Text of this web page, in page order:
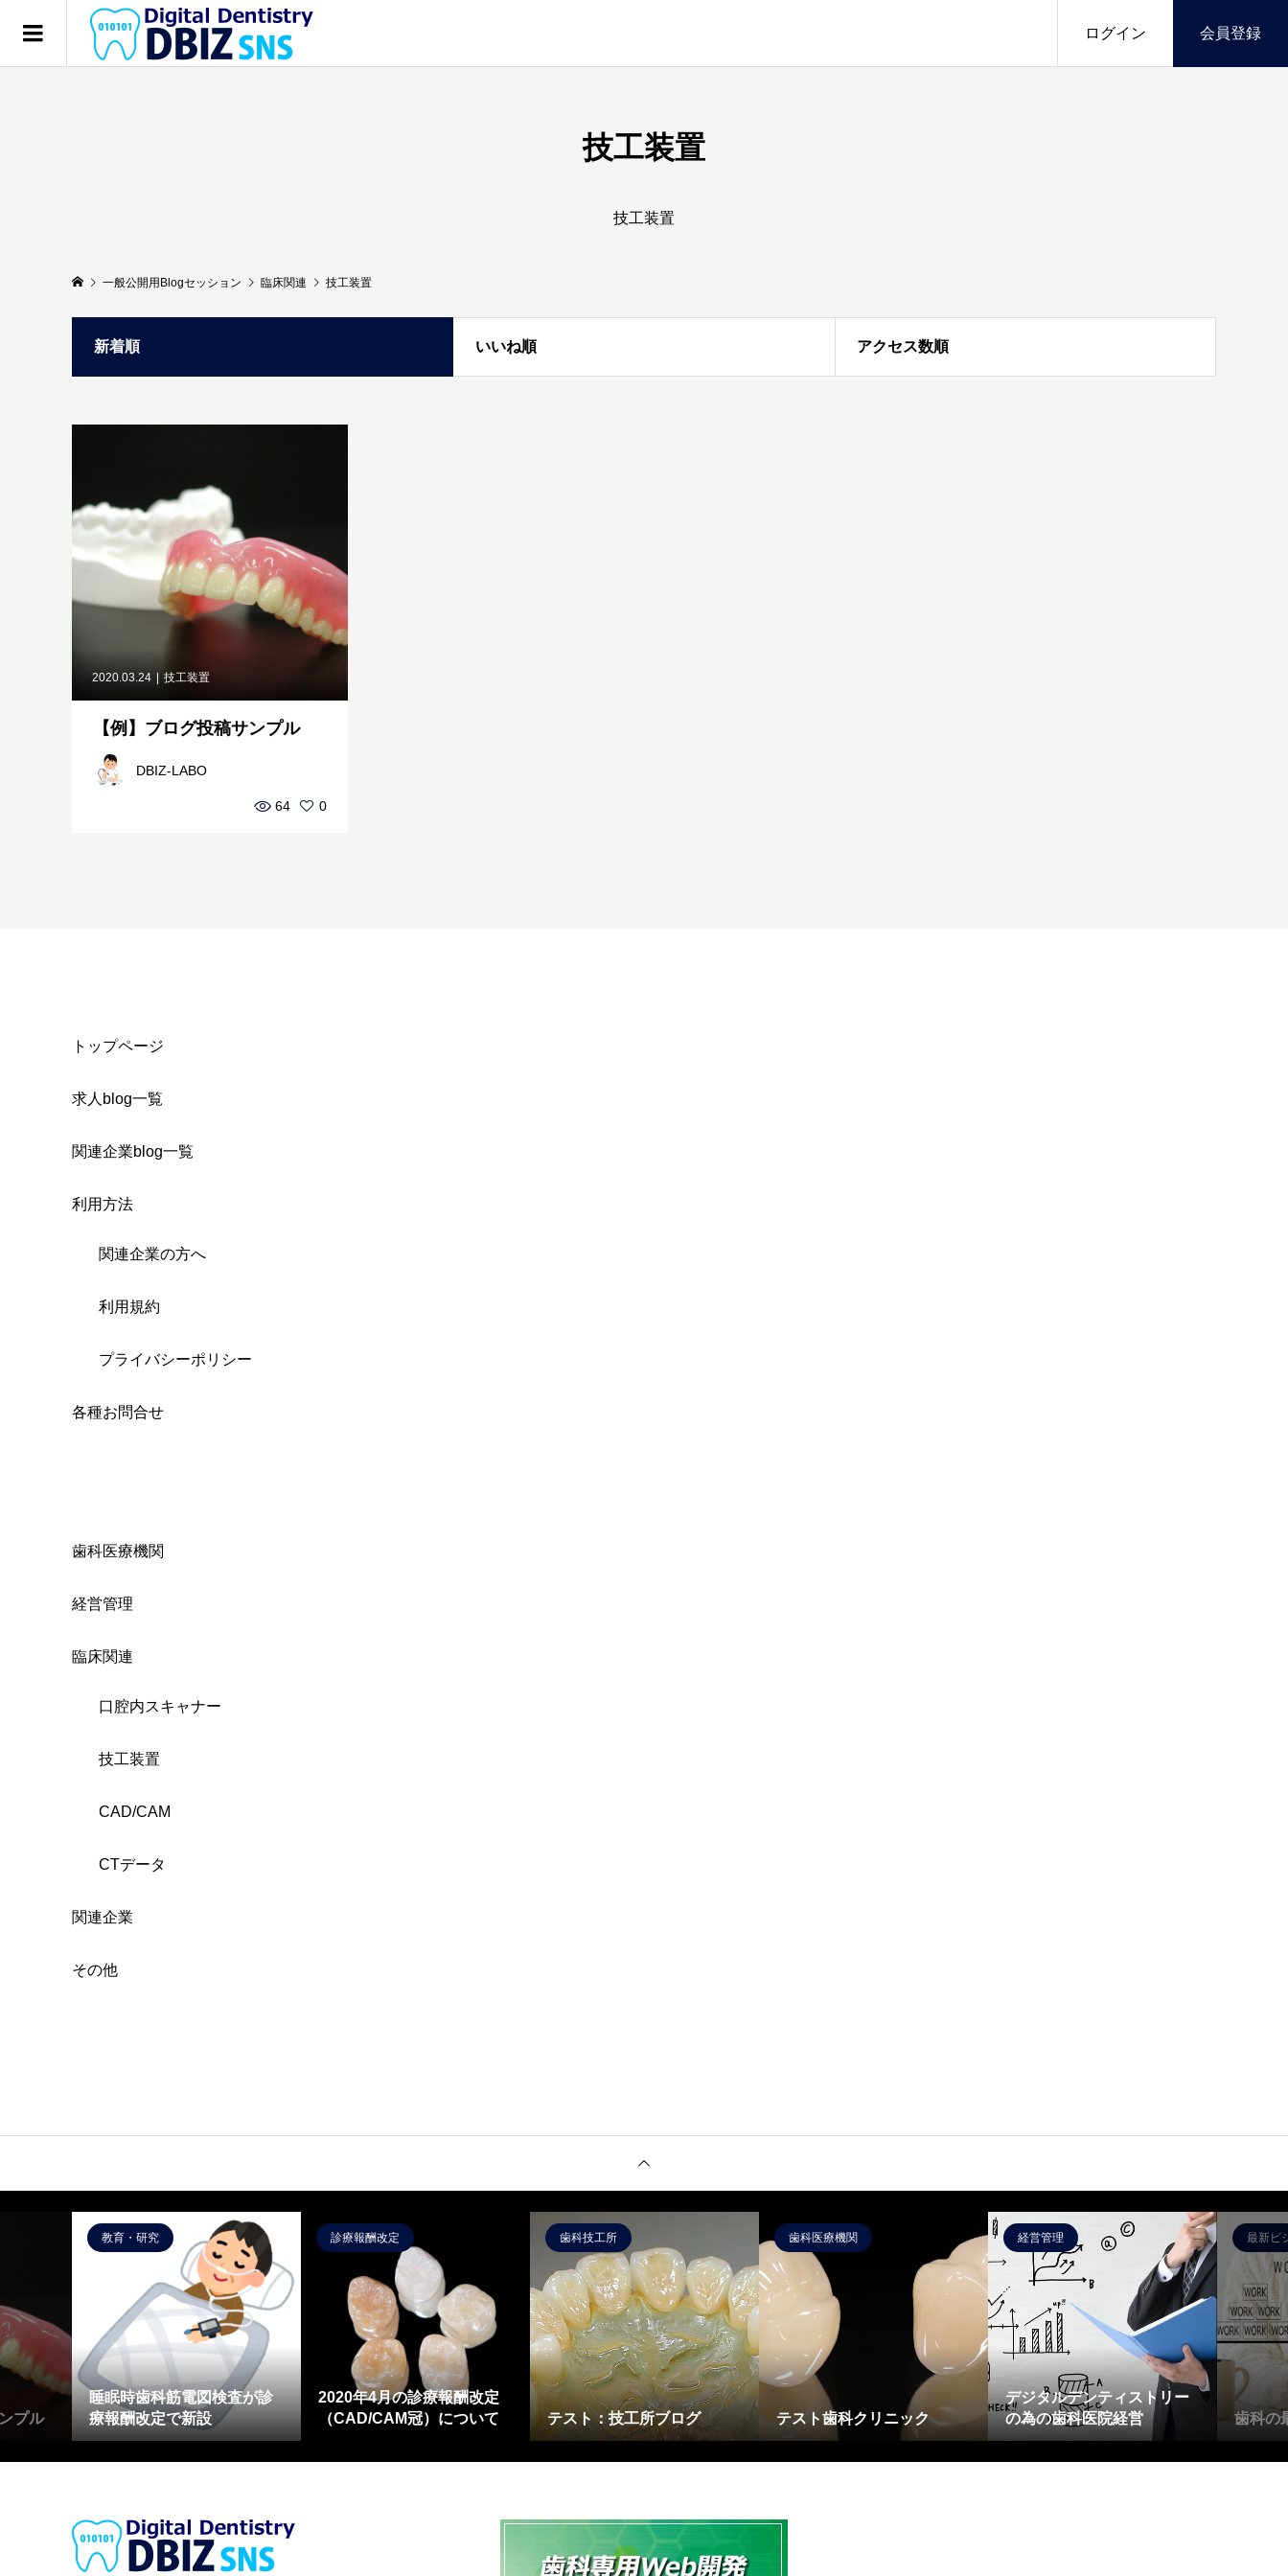
ログイン 会員登録
技工装置
技工装置
一般公開用Blogセッション 臨床関連 技工装置
新着順 いいね順 アクセス数順
2020.03.24 技工装置
【例】ブログ投稿サンプル
DBIZ-LABO
64 0
トップページ
求人blog一覧
関連企業blog一覧
利用方法
関連企業の方へ
利用規約
プライバシーポリシー
各種お問合せ
歯科医療機関
経営管理
臨床関連
口腔内スキャナー
技工装置
CAD/CAM
CTデータ
関連企業
その他
プル
教育・研究
睡眠時歯科筋電図検査が診
療報酬改定で新設
診療報酬改定
2020年4月の診療報酬改定
（CAD/CAM冠）について
歯科技工所
テスト：技工所ブログ
歯科医療機関
テスト歯科クリニック
経営管理
デジタルデンティストリー
の為の歯科医院経営
最新ビ
歯科の